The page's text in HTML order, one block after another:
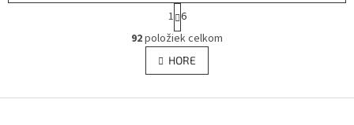
O
v
l
á
S
t
r
á
n
k
v
1 6
92položiek celkom
HORE